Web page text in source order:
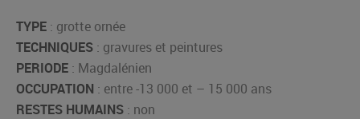
TYPE : grotte ornée
TECHNIQUES : gravures et peintures
PERIODE : Magdalénien
OCCUPATION : entre -13 000 et – 15 000 ans
RESTES HUMAINS : non